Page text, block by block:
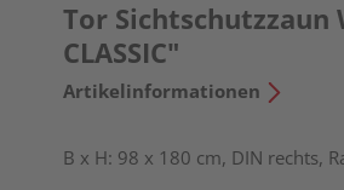
Tor Sichtschutzzaun
CLASSIC"
Artikelinformationen
B x H: 98 x 180 cm, DIN rechts,